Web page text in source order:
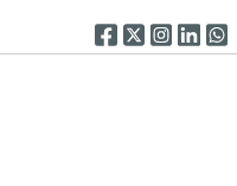
Seguici su
Seguici su
Seguici